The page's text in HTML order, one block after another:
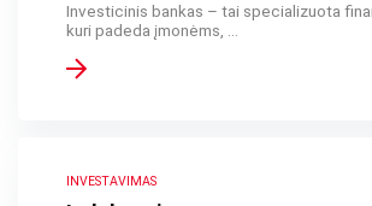
Investicinis bankas – tai specializuota
kuri padeda įmonėms, ...
INVESTAVIMAS